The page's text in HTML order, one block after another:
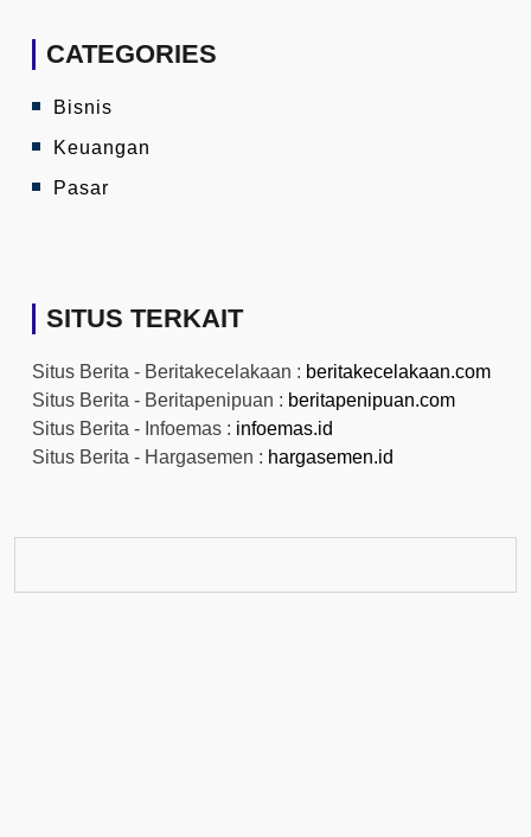
CATEGORIES
Bisnis
Keuangan
Pasar
SITUS TERKAIT
Situs Berita - Beritakecelakaan : beritakecelakaan.com
Situs Berita - Beritapenipuan : beritapenipuan.com
Situs Berita - Infoemas : infoemas.id
Situs Berita - Hargasemen : hargasemen.id